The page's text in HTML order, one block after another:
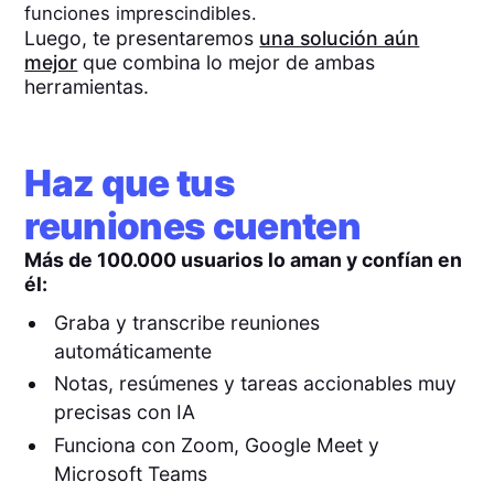
funciones imprescindibles.
Luego, te presentaremos una solución aún
mejor que combina lo mejor de ambas
herramientas.
Haz que tus
reuniones cuenten
Más de 100.000 usuarios lo aman y confían en
él:
Graba y transcribe reuniones
automáticamente
Notas, resúmenes y tareas accionables muy
precisas con IA
Funciona con Zoom, Google Meet y
Microsoft Teams